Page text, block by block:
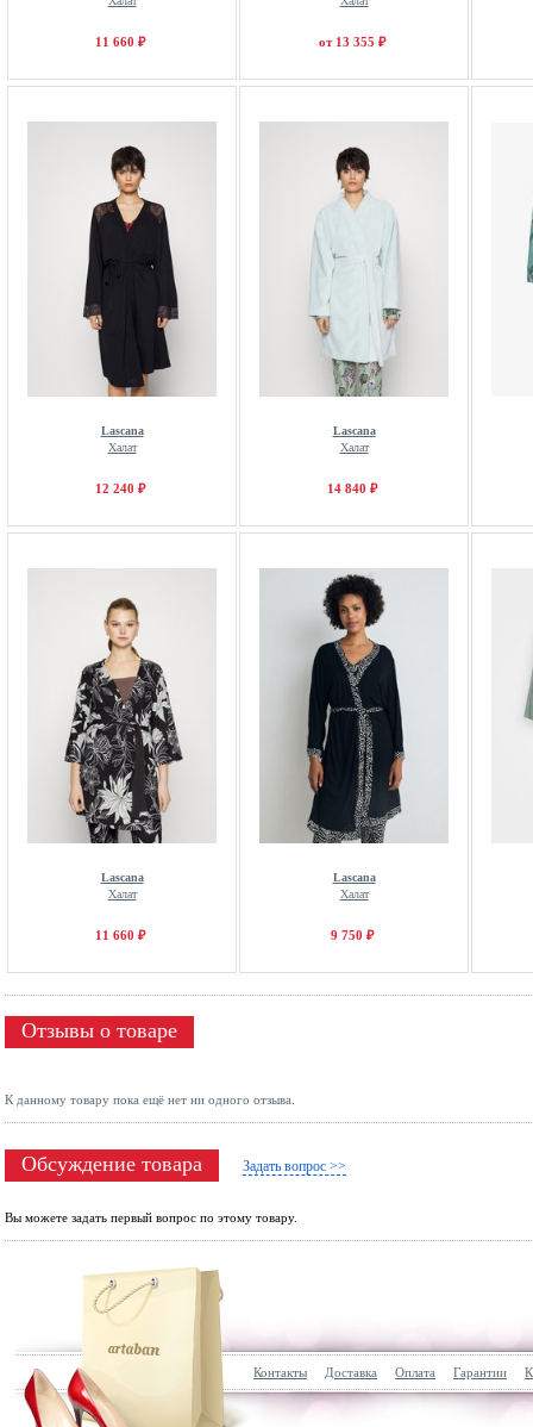
11 660 ₽ от 13 355 ₽
Lascana
Халат
12 240 ₽
Lascana
Халат
14 840 ₽
Lascana
Халат
11 660 ₽
Lascana
Халат
9 750 ₽
Отзывы о товаре
К данному товару пока ещё нет ни одного отзыва.
Обсуждение товара Задать вопрос >>
Вы можете задать первый вопрос по этому товару.
Контакты Доставка Оплата Гарантии